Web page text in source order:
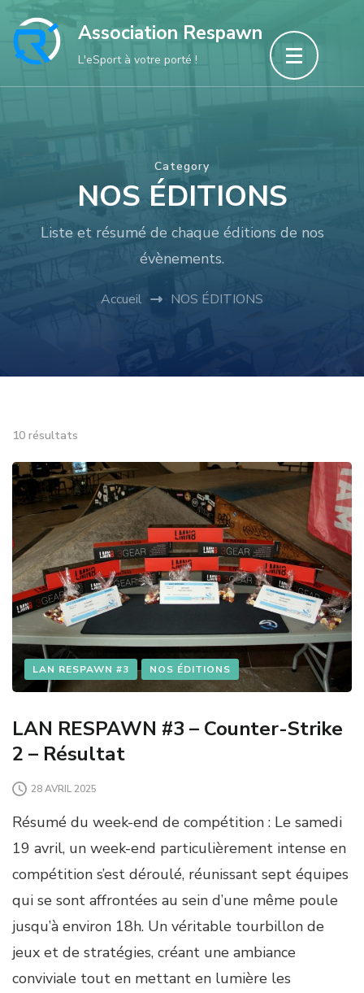
au
contenu
(Pressez
Association Respawn
L'eSport à votre porté !
Category
NOS ÉDITIONS
Liste et résumé de chaque éditions de nos
évènements.
Accueil NOS ÉDITIONS
10 résultats
LAN RESPAWN #3 NOS ÉDITIONS
LAN RESPAWN #3 – Counter-Strike
2 – Résultat
28 AVRIL 2025
Résumé du week-end de compétition : Le samedi
19 avril, un week-end particulièrement intense en
compétition s’est déroulé, réunissant sept équipes
qui se sont affrontées au sein d’une même poule
jusqu’à environ 18h. Un véritable tourbillon de
jeux et de stratégies, créant une ambiance
conviviale tout en mettant en lumière les